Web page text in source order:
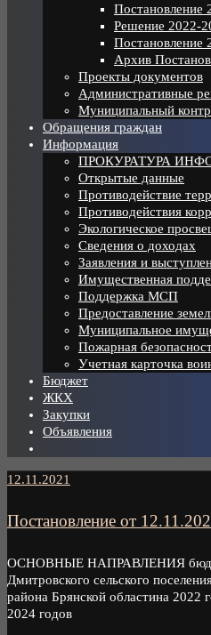
Постановление
Решение 2022-
Постановление
Архив
Проекты документов
Административные
Муниципальный
Обращения граждан
Информация
ПРОКУРАТУРА
Открытые данные
Противодействие
Противодействия
Экологическое
Сведения о доходах
Заявления и
Имущественная
Поддержка МСП
Предоставление
Муниципальное
Пожарная
Учетная карточка
Бюджет
ЖКХ
Закупки
Объявления
12.11.2021
Постановление от
ОСНОВНЫЕ НАПРАВЛЕНИЯ
Дмитровского сельского
района Брянской областина 2022
2024 годов